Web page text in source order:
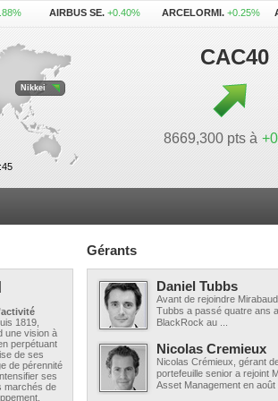
AIRBUS SE. +0.40% ARCELORMI. +0.25%
Nikkei
CAC40
8669,300 pts à
1819,
une vision à
perpétuant
de ses
de pérennité
ses
marchés de
Gérants
Daniel Tubbs
Avant de rejoindre
Tubbs a passé quatre ans
BlackRock au ...
Nicolas Cremieux
Nicolas Crémieux, gérant
portefeuille senior a rejoint
Asset Management en août